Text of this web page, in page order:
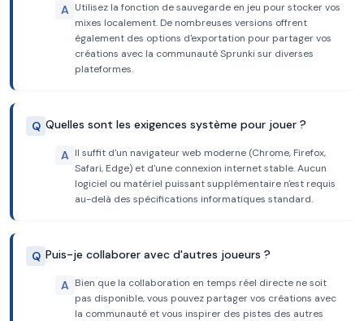
A Utilisez la fonction de sauvegarde en jeu pour stocker vos
mixes localement. De nombreuses versions offrent
également des options d'exportation pour partager vos
créations avec la communauté Sprunki sur diverses
plateformes.
Q Quelles sont les exigences système pour jouer ?
A Il suffit d'un navigateur web moderne (Chrome, Firefox,
Safari, Edge) et d'une connexion internet stable. Aucun
logiciel ou matériel puissant supplémentaire n'est requis
au-delà des spécifications informatiques standard.
Q Puis-je collaborer avec d'autres joueurs ?
A Bien que la collaboration en temps réel directe ne soit
pas disponible, vous pouvez partager vos créations avec
la communauté et vous inspirer des pistes des autres